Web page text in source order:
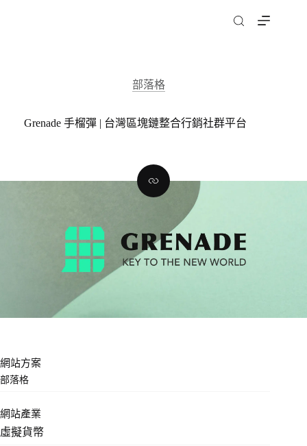
部落格
Grenade 手榴彈 | 台灣區塊鏈整合行銷社群平台
網站方案
部落格
網站產業
虛擬貨幣